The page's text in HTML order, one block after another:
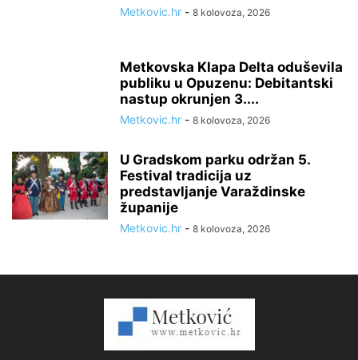
Metkovic.hr - 8 kolovoza, 2026
Metkovska Klapa Delta oduševila
publiku u Opuzenu: Debitantski
nastup okrunjen 3....
Metkovic.hr - 8 kolovoza, 2026
U Gradskom parku održan 5.
Festival tradicija uz
predstavljanje Varaždinske
županije
Metkovic.hr - 8 kolovoza, 2026